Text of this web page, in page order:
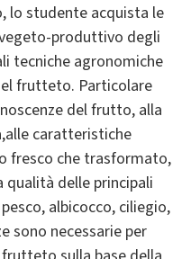
lo studente acquista le
produttivo degli
tecniche agronomiche
frutteto. Particolare
del frutto, alla
caratteristiche
fresco che trasformato,
delle principali
albicocco, ciliegio,
sono necessarie per